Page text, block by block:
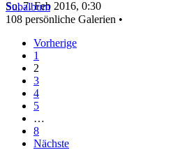
So, 7. Feb 2016, 0:30
Subalbum
108 persönliche Galerien •
Vorherige
1
2
3
4
5
…
8
Nächste